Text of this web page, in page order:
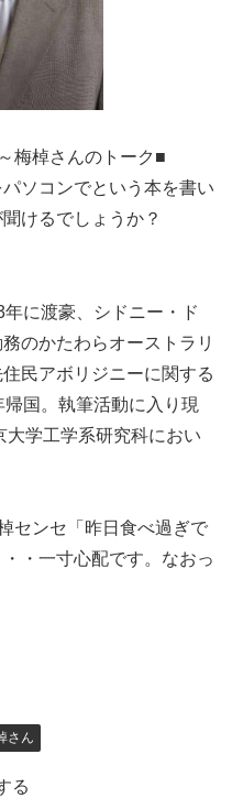
梅棹さんのトーク■
ソコンでという本を書い
けるでしょうか？
に渡豪、シドニー・ド
のかたわらオーストラリ
民アボリジニーに関する
国。執筆活動に入り現
学工学系研究科におい
センセ「昨日食べ過ぎで
・一寸心配です。なおっ
さん
る